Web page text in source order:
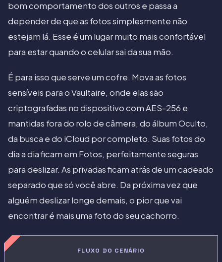
bom comportamento dos outros e passa a
depender de que as fotos simplesmente não
estejam lá. Esse é um lugar muito mais confortável
para estar quando o celular sai da sua mão.
É para isso que serve um cofre. Mova as fotos
sensíveis para o Vaultaire, onde elas são
criptografadas no dispositivo com AES-256 e
mantidas fora do rolo de câmera, do álbum Oculto,
da busca e do iCloud por completo. Suas fotos do
dia a dia ficam em Fotos, perfeitamente seguras
para deslizar. As privadas ficam atrás de um cadeado
separado que só você abre. Da próxima vez que
alguém deslizar longe demais, o pior que vai
encontrar é mais uma foto do seu cachorro.
FLUXO DO CENÁRIO